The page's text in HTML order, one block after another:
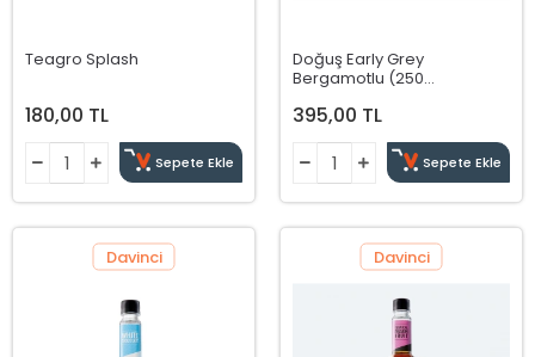
Teagro Splash
180,00 TL
Sepete Ekle
Doğuş Early Grey
Bergamotlu (250
395,00 TL
Sepete Ekle
Davinci Davinci